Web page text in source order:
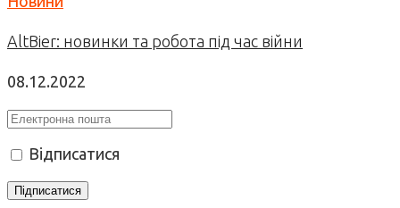
AltBier: новинки та робота під час війни
08.12.2022
Відписатися